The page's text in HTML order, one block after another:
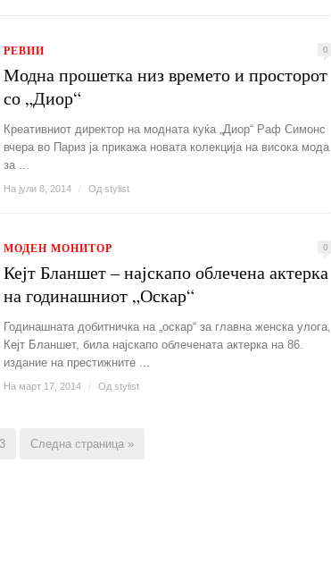
РЕВИИ 0
Модна прошетка низ времето и просторот
со „Диор“
Креативниот директор на модната куќа „Диор“ Раф Симонс
вчера во Париз ја прикажа новата колекција на висока мода
за ...
На јули 8, 2014 / Од stylist
МОДЕН МОНИТОР 0
Кејт Бланшет – најскапо облечена актерка
на годинашниот „Оскар“
Годинашната добитничка на „оскар“ за главна женска улога,
Кејт Бланшет, била најскапо облечената актерка на 86.
издание на престижните ...
На март 17, 2014 / Од stylist
3 Следна страница »